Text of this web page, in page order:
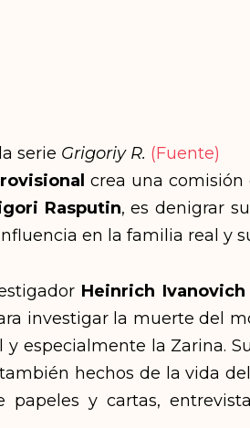
serie Grigoriy R. (Fuente)
crea una comisión
Rasputin, es denigrar
en la familia real y
Heinrich
investigar la muerte del
especialmente la Zarina.
hechos de la vida
papeles y cartas,